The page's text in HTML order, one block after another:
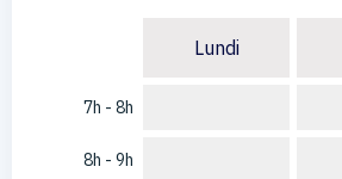
7h - 8h
8h - 9h
Lundi